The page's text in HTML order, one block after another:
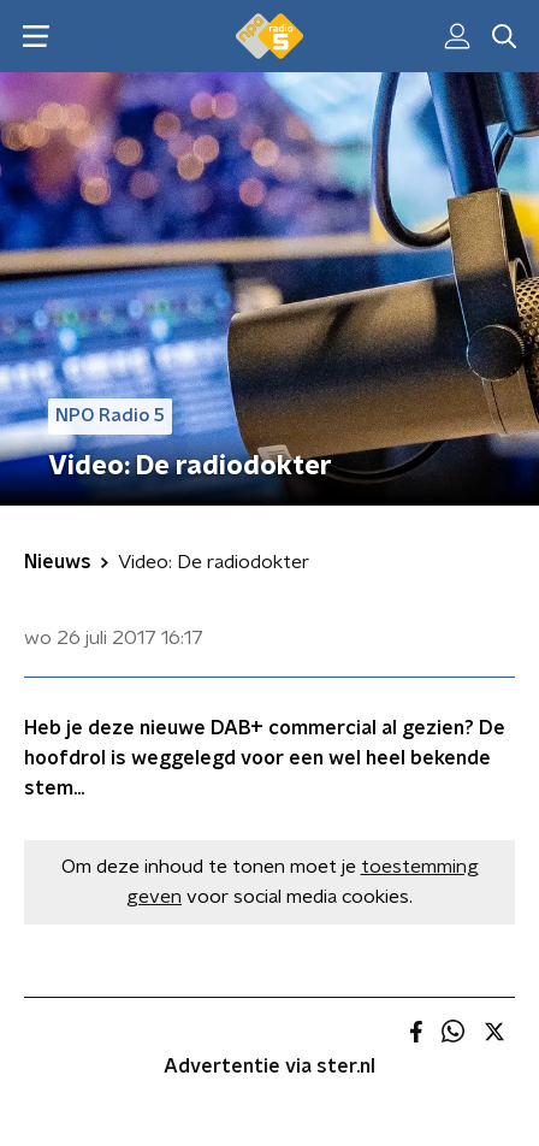
NPO Radio 5
Video: De radiodokter
Nieuws Video: De radiodokter
wo 26 juli 2017 16:17
Heb je deze nieuwe DAB+ commercial al gezien? De
hoofdrol is weggelegd voor een wel heel bekende
stem...
Om deze inhoud te tonen moet je toestemming
geven voor social media cookies.
Advertentie via ster.nl